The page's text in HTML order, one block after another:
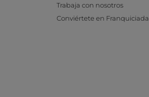
Trabaja con nosotros
Conviértete en Franquiciada